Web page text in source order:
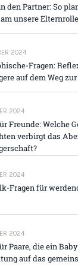
den Partner: So
unsere Elternrolle
2024
Fragen:
auf dem Weg
2024
Freunde: Welche
verbirgt das
2024
Fragen für
2024
Paare, die ein
auf das